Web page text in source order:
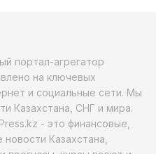
портал-агрегатор
на ключевых
и социальные сети. Мы
Казахстана, СНГ и мира.
- это финансовые,
Казахстана,